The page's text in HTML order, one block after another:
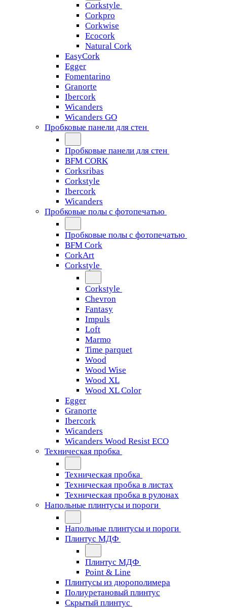
Corkstyle
Corkpro
Corkwise
Ecocork
Natural Cork
EasyCork
Egger
Fomentarino
Granorte
Ibercork
Wicanders
Wicanders GO
Пробковые панели для стен
Пробковые панели для стен
BFM CORK
Corksribas
Corkstyle
Ibercork
Wicanders
Пробковые полы с фотопечатью
Пробковые полы с фотопечатью
BFM Cork
CorkArt
Corkstyle
Corkstyle
Chevron
Fantasy
Impuls
Loft
Marmo
Time parquet
Wood
Wood Wise
Wood XL
Wood XL Color
Egger
Granorte
Ibercork
Wicanders
Wicanders Wood Resist ECO
Техническая пробка
Техническая пробка
Техническая пробка в листах
Техническая пробка в рулонах
Напольные плинтусы и пороги
Напольные плинтусы и пороги
Плинтус МДФ
Плинтус МДФ
Point & Line
Плинтусы из дюрополимера
Полиуретановый плинтус
Скрытый плинтус